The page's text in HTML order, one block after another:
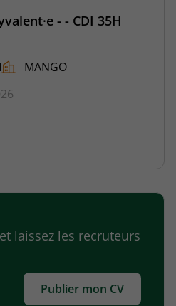
- - CDI 35H
MANGO
laissez les recruteurs
Publier mon CV